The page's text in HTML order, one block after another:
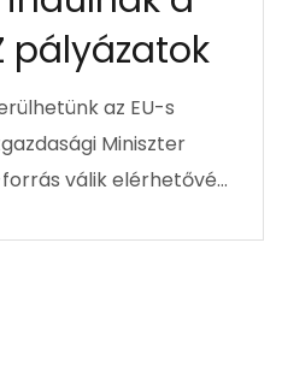
pályázatok
az EU-s
Miniszter
válik elérhetővé…